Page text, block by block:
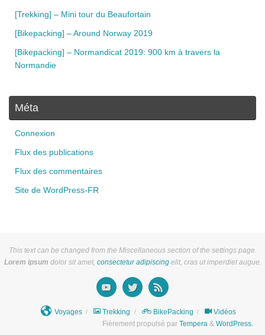
[Trekking] – Mini tour du Beaufortain
[Bikepacking] – Around Norway 2019
[Bikepacking] – Normandicat 2019: 900 km à travers la
Normandie
Méta
Connexion
Flux des publications
Flux des commentaires
Site de WordPress-FR
This text can be changed from the Miscellaneous section of the settings page.
Lorem ipsum dolor sit amet, consectetur adipiscingelit, cras ut imperdiet augue.
Voyages Trekking BikePacking
Vidéos
Fièrement propulsé par Tempera & WordPress.